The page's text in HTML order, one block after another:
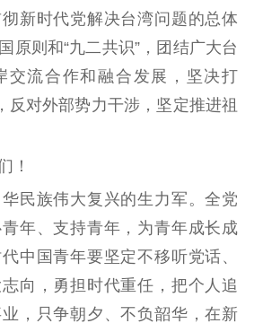
新时代党解决台湾问题的总体
原则和“九二共识”，团结广大台
交流合作和融合发展，坚决打
反对外部势力干涉，坚定推进祖
！
族伟大复兴的生力军。全党
年、支持青年，为青年成长成
中国青年要坚定不移听党话、
向，勇担时代重任，把个人追
，只争朝夕、不负韶华，在新